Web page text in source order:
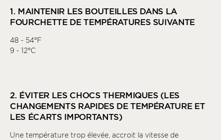
1. MAINTENIR LES BOUTEILLES DANS LA
FOURCHETTE DE TEMPÉRATURES SUIVANTE
48 - 54°F
9 - 12°C
2. ÉVITER LES CHOCS THERMIQUES (LES
CHANGEMENTS RAPIDES DE TEMPÉRATURE ET
LES ÉCARTS IMPORTANTS)
Une température trop élevée, accroit la vitesse de